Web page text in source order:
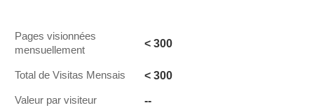
Pages visionnées
mensuellement
< 300
Total de Visitas Mensais < 300
Valeur par visiteur --